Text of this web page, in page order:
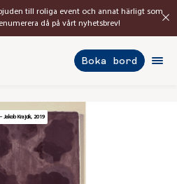
till roliga event och annat härligt som
då på vårt nyhetsbrev!
Boka bord
Jakob Krajcik, 2019